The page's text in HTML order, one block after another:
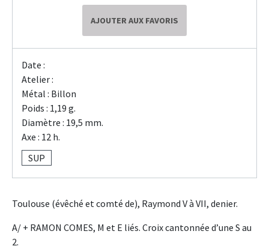
AJOUTER AUX FAVORIS
Date :
Atelier :
Métal : Billon
Poids : 1,19 g.
Diamètre : 19,5 mm.
Axe : 12 h.
SUP
Toulouse (évêché et comté de), Raymond V à VII, denier.
A/ + RAMON COMES, M et E liés. Croix cantonnée d’une S au
2.